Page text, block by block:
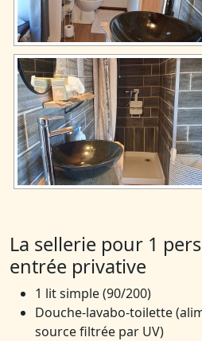
La sellerie pour 1
entrée privative
1 lit simple (90/200)
Douche-lavabo-toilette
source filtrée par UV)